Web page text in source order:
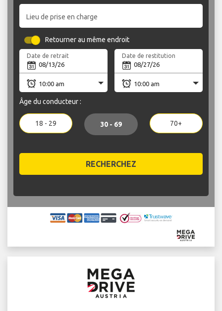
Lieu de prise en charge
Retourner au même endroit
Date de retrait Date de restitution
Âge du conducteur :
18 - 29 30 - 69 70+
RECHERCHEZ